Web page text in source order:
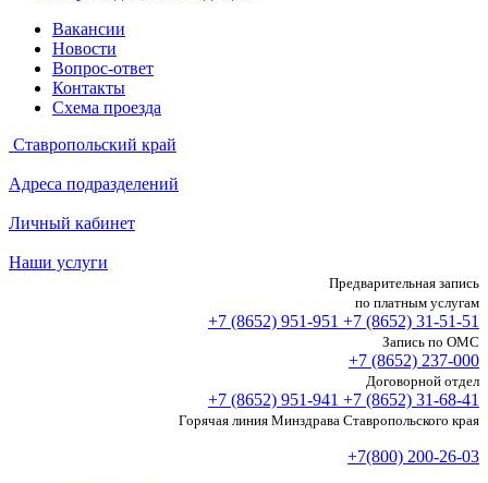
Вакансии
Новости
Вопрос-ответ
Контакты
Схема проезда
Ставропольский край
Адреса подразделений
Личный кабинет
Наши услуги
Предварительная запись
по платным услугам
+7 (8652) 951-951 +7 (8652) 31-51-51
Запись по ОМС
+7 (8652) 237-000
Договорной отдел
+7 (8652) 951-941 +7 (8652) 31-68-41
Горячая линия Минздрава Ставропольского края
+7(800) 200-26-03